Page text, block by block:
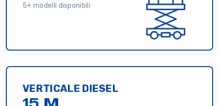
5+ modelli disponibili
VERTICALE DIESEL